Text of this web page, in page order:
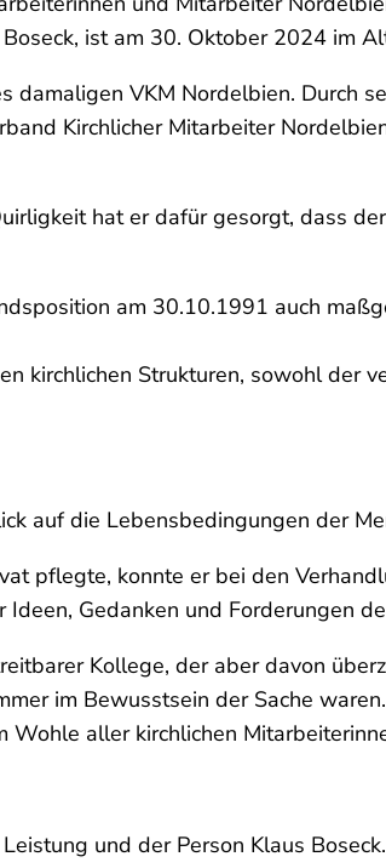
ist am 30. Oktober 2024 im
VKM Nordelbien. Durch
Kirchlicher Mitarbeiter
hat er dafür gesorgt, dass
am 30.10.1991 auch
kirchlichen Strukturen, sowohl der
auf die Lebensbedingungen der
pflegte, konnte er bei den
Gedanken und Forderungen
Kollege, der aber davon
im Bewusstsein der Sache
aller kirchlichen
und der Person Klaus Boseck.